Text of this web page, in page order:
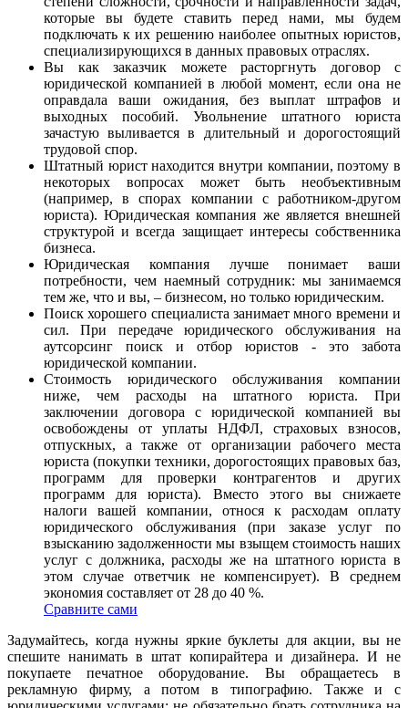
которые вы будете ставить перед нами, мы будем
подключать к их решению наиболее опытных юристов,
специализирующихся в данных правовых отраслях.
Вы как заказчик можете расторгнуть договор с
юридической компанией в любой момент, если она не
оправдала ваши ожидания, без выплат штрафов и
выходных пособий. Увольнение штатного юриста
зачастую выливается в длительный и дорогостоящий
трудовой спор.
Штатный юрист находится внутри компании, поэтому в
некоторых вопросах может быть необъективным
(например, в спорах компании с работником-другом
юриста). Юридическая компания же является внешней
структурой и всегда защищает интересы собственника
бизнеса.
Юридическая компания лучше понимает ваши
потребности, чем наемный сотрудник: мы занимаемся
тем же, что и вы, – бизнесом, но только юридическим.
Поиск хорошего специалиста занимает много времени и
сил. При передаче юридического обслуживания на
аутсорсинг поиск и отбор юристов - это забота
юридической компании.
Стоимость юридического обслуживания компании
ниже, чем расходы на штатного юриста. При
заключении договора с юридической компанией вы
освобождены от уплаты НДФЛ, страховых взносов,
отпускных, а также от организации рабочего места
юриста (покупки техники, дорогостоящих правовых баз,
программ для проверки контрагентов и других
программ для юриста). Вместо этого вы снижаете
налоги вашей компании, относя к расходам оплату
юридического обслуживания (при заказе услуг по
взысканию задолженности мы взыщем стоимость наших
услуг с должника, расходы же на штатного юриста в
этом случае ответчик не компенсирует). В среднем
экономия составляет от 28 до 40 %.
Сравните сами
Задумайтесь, когда нужны яркие буклеты для акции, вы не
спешите нанимать в штат копирайтера и дизайнера. И не
покупаете печатное оборудование. Вы обращаетесь в
рекламную фирму, а потом в типографию. Также и с